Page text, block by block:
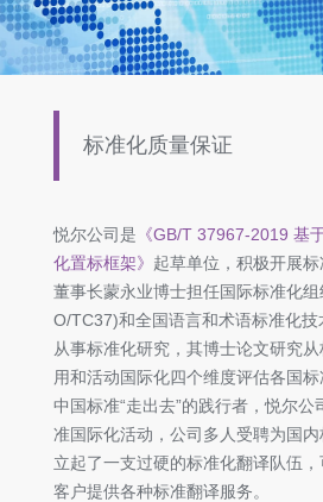
标准化质量保证
悦尔公司是 《GB/T 37967-2019 基
化置标框架》 起草单位，积极开展
董事长蒙永业博士担任国际标准化
O/TC37)和全国语言和术语标准化
从事标准化研究，其博士论文研究
用和活动国际化四个维度评估各国
中国标准“走出去”的践行者，悦尔
准国际化活动，公司多人受聘为国
立起了一支过硬的标准化翻译队伍
客户提供各种标准翻译服务。